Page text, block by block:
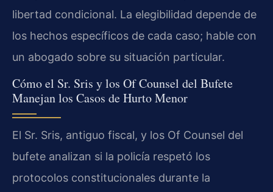
libertad condicional. La elegibilidad depende de
los hechos específicos de cada caso; hable con
un abogado sobre su situación particular.
Cómo el Sr. Sris y los Of Counsel del Bufete
Manejan los Casos de Hurto Menor
El Sr. Sris, antiguo fiscal, y los Of Counsel del
bufete analizan si la policía respetó los
protocolos constitucionales durante la